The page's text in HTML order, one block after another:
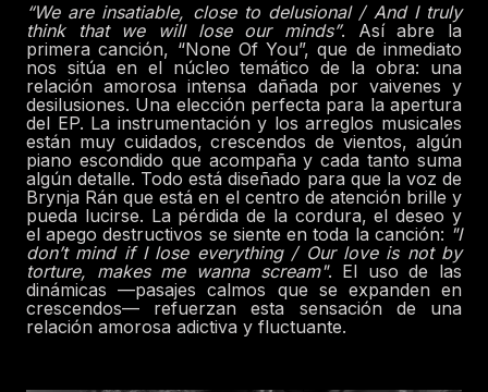
“We are insatiable, close to delusional / And I truly
think that we will lose our minds”. Así abre la
primera canción, “None Of You”, que de inmediato
nos sitúa en el núcleo temático de la obra: una
relación amorosa intensa dañada por vaivenes y
desilusiones. Una elección perfecta para la apertura
del EP. La instrumentación y los arreglos musicales
están muy cuidados, crescendos de vientos, algún
piano escondido que acompaña y cada tanto suma
algún detalle. Todo está diseñado para que la voz de
Brynja Rán que está en el centro de atención brille y
pueda lucirse. La pérdida de la cordura, el deseo y
el apego destructivos se siente en toda la canción: "I
don’t mind if I lose everything / Our love is not by
torture, makes me wanna scream". El uso de las
dinámicas —pasajes calmos que se expanden en
crescendos— refuerzan esta sensación de una
relación amorosa adictiva y fluctuante.